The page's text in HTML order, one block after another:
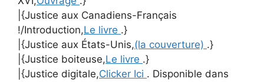
|{Justice aux Canadiens-Français
!/Introduction,Le livre .}
|{Justice aux États-Unis,(la couverture) .}
|{Justice boiteuse,Le livre .}
|{Justice digitale,Clicker Ici . Disponible dans